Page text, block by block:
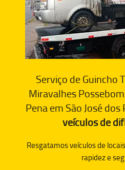
Serviço de Guincho
Miravalhes
Pena em São José
veículos de
Resgatamos veículos de
rapidez e